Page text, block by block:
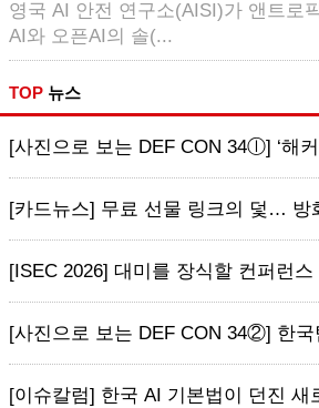
영국 AI 안전 연구소(AISI)가 앤트로
AI와 오픈AI의 솔(...
TOP 뉴스
[사진으로 보는 DEF CON 34ⓛ] ‘해
[카드뉴스] 무료 선물 링크의 덫… 방
[ISEC 2026] 대미를 장식할 컨퍼런스
[사진으로 보는 DEF CON 34②] 한국
[이슈칼럼] 한국 AI 기본법이 던진 새